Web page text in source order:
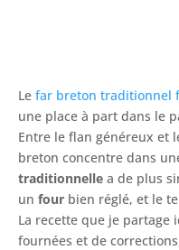
Le far breton traditionnel
une place à part dans le
Entre le flan généreux et
breton concentre dans
traditionnelle a de plus
un four bien réglé, et le
La recette que je partage
fournées et de